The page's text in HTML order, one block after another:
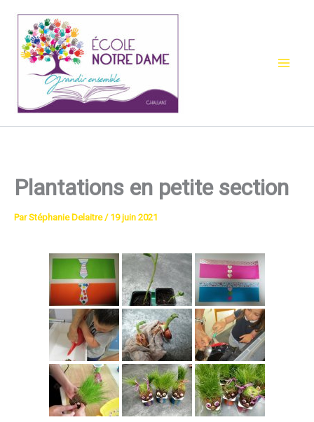
contenu
Plantations en petite section
ParStéphanie Delaitre/ 19 juin 2021